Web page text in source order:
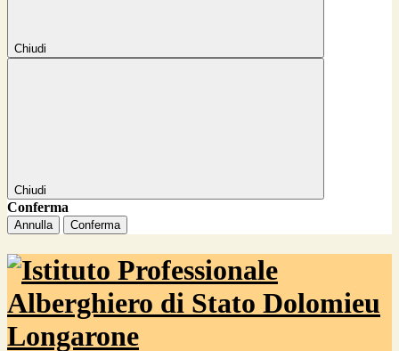
Chiudi
Chiudi
Conferma
Annulla Conferma